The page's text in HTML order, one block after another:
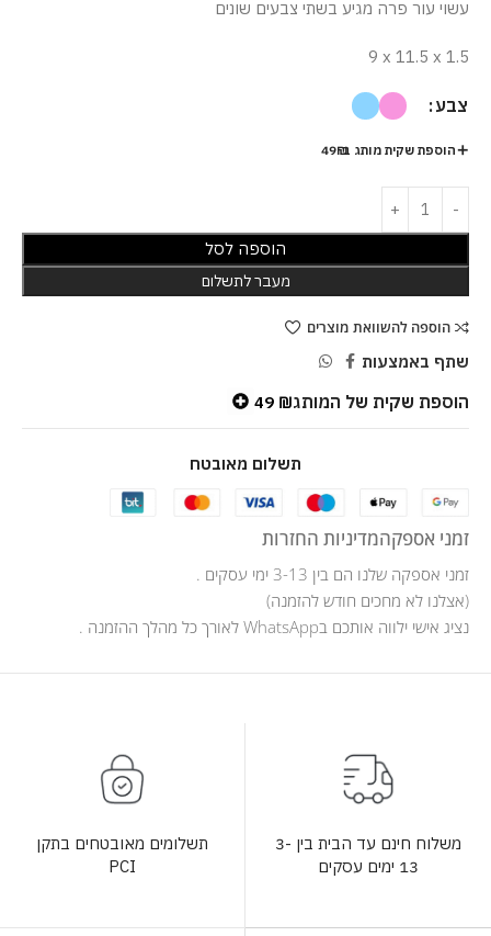
עשוי עור פרה מגיע בשתי צבעים שונים
9 x 11.5 x 1.5
צבע
הוספת שקית מותג ב-49₪
הוספה לסל
מעבר לתשלום
הוספה להשוואת מוצרים
שתף באמצעות
הוספת שקית של המותג 49 ₪
תשלום מאובטח
זמני אספקהמדיניות החזרות
זמני אספקה שלנו הם בין 3-13 ימי עסקים .
(אצלנו לא מחכים חודש להזמנה)
נציג אישי ילווה אותכם בWhatsApp לאורך כל מהלך ההזמנה .
משלוח חינם עד הבית בין 3-
13 ימים עסקים
תשלומים מאובטחים בתקן
PCI